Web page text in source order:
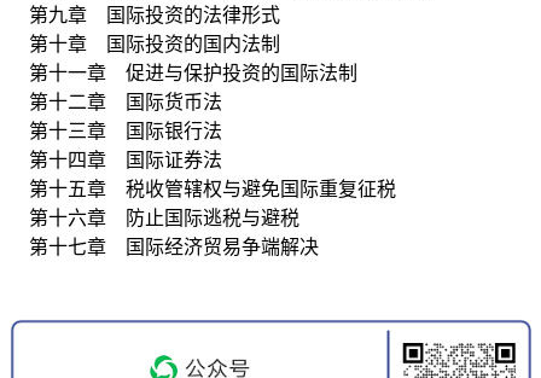
第九章 国际投资的法律形式
第十章 国际投资的国内法制
第十一章 促进与保护投资的国际法制
第十二章 国际货币法
第十三章 国际银行法
第十四章 国际证券法
第十五章 税收管辖权与避免国际重复征税
第十六章 防止国际逃税与避税
第十七章 国际经济贸易争端解决